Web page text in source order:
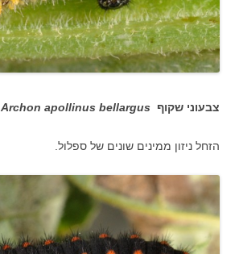
צבעוני שקוף Archon apollinus bellargus
הזחל ניזון ממינים שונים של ספלול.